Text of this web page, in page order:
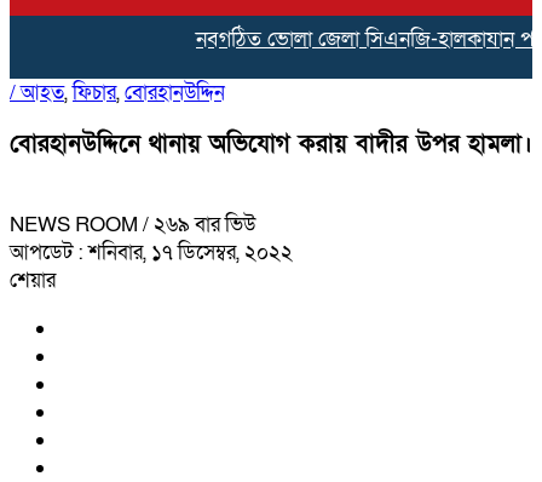
নবগঠিত ভোলা জেলা সিএনজি-হালকাযান
/আহত,ফিচার,বোরহানউদ্দিন
বোরহানউদ্দিনে থানায় অভিযোগ করায় বাদীর উপর হামলা।
NEWS ROOM / ২৬৯ বার ভিউ
আপডেট : শনিবার, ১৭ ডিসেম্বর, ২০২২
শেয়ার